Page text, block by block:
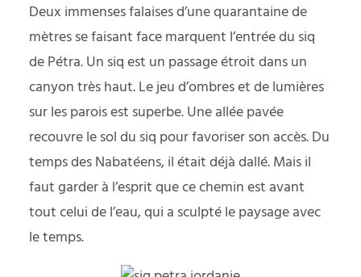
Deux immenses falaises d’une quarantaine de
mètres se faisant face marquent l’entrée du siq
de Pétra. Un siq est un passage étroit dans un
canyon très haut. Le jeu d’ombres et de lumières
sur les parois est superbe. Une allée pavée
recouvre le sol du siq pour favoriser son accès. Du
temps des Nabatéens, il était déjà dallé. Mais il
faut garder à l’esprit que ce chemin est avant
tout celui de l’eau, qui a sculpté le paysage avec
le temps.